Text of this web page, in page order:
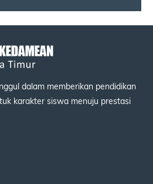
dalam memberikan pendidikan
karakter siswa menuju prestasi